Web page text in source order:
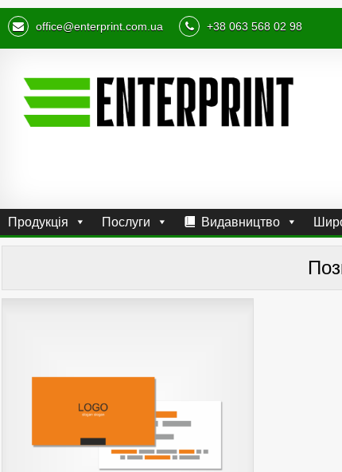
office@enterprint.com.ua +38 063 568 02 98
Продукція Послуги Видавництво